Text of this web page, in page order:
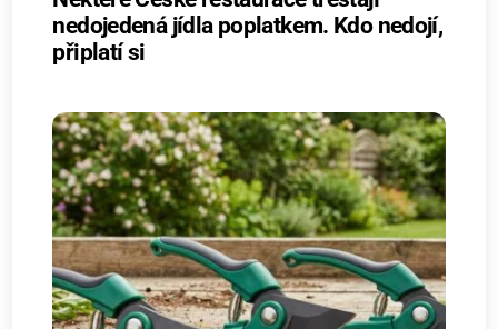
nedojedená jídla poplatkem. Kdo nedojí,
připlatí si